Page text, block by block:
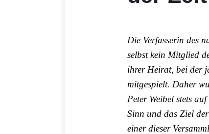
Die Verfasserin des
selbst kein Mitglied
ihrer Heirat, bei der
mitgespielt. Daher
Peter Weibel stets
Sinn und das Ziel
einer dieser